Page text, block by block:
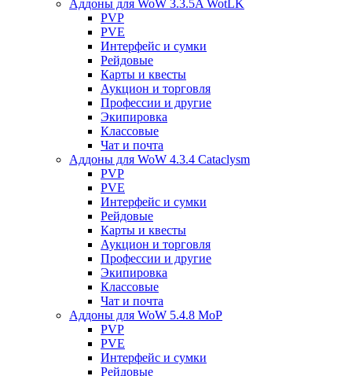
Аддоны для WoW 3.3.5A WotLK
PVP
PVE
Интерфейс и сумки
Рейдовые
Карты и квесты
Аукцион и торговля
Профессии и другие
Экипировка
Классовые
Чат и почта
Аддоны для WoW 4.3.4 Cataclysm
PVP
PVE
Интерфейс и сумки
Рейдовые
Карты и квесты
Аукцион и торговля
Профессии и другие
Экипировка
Классовые
Чат и почта
Аддоны для WoW 5.4.8 MoP
PVP
PVE
Интерфейс и сумки
Рейдовые